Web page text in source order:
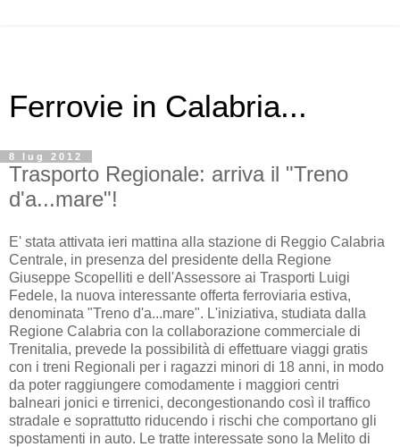
Ferrovie in Calabria...
8 lug 2012
Trasporto Regionale: arriva il "Treno
d'a...mare"!
E' stata attivata ieri mattina alla stazione di Reggio Calabria
Centrale, in presenza del presidente della Regione
Giuseppe Scopelliti e dell'Assessore ai Trasporti Luigi
Fedele, la nuova interessante offerta ferroviaria estiva,
denominata "Treno d'a...mare". L'iniziativa, studiata dalla
Regione Calabria con la collaborazione commerciale di
Trenitalia, prevede la possibilità di effettuare viaggi gratis
con i treni Regionali per i ragazzi minori di 18 anni, in modo
da poter raggiungere comodamente i maggiori centri
balneari jonici e tirrenici, decongestionando così il traffico
stradale e soprattutto riducendo i rischi che comportano gli
spostamenti in auto. Le tratte interessate sono la Melito di